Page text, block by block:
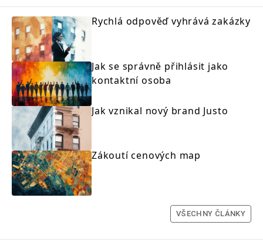
Rychlá odpověď vyhrává zakázky
Jak se správně přihlásit jako
kontaktní osoba
Jak vznikal nový brand Justo
Zákoutí cenových map
VŠECHNY ČLÁNKY